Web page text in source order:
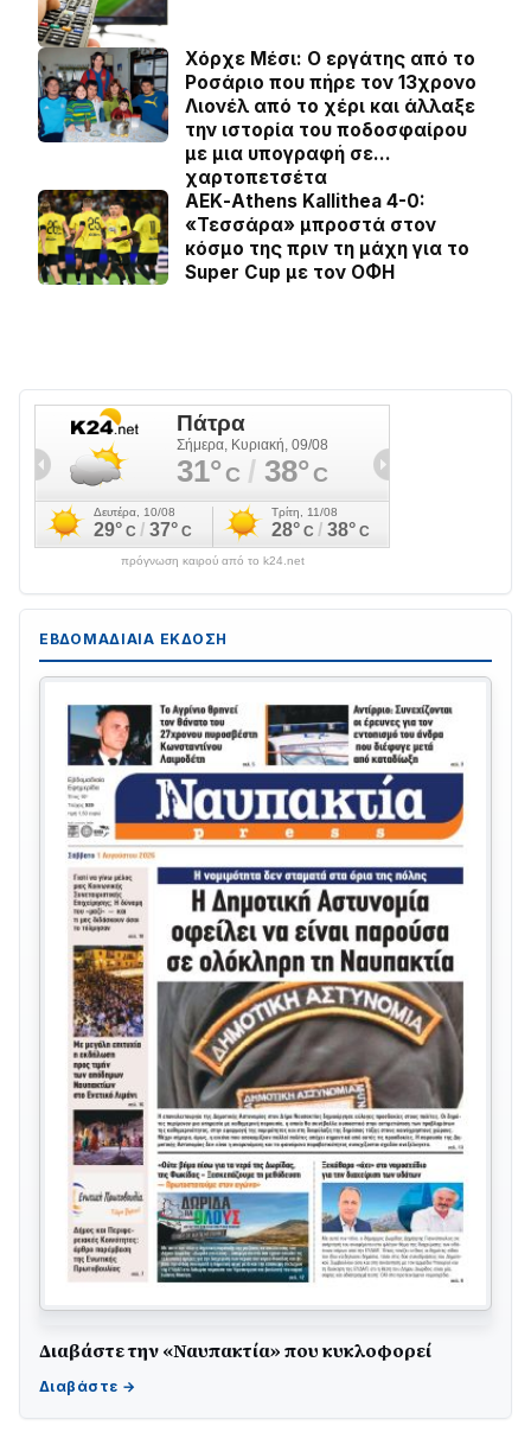
Χόρχε Μέσι: Ο εργάτης από το
Ροσάριο που πήρε τον 13χρονο
Λιονέλ από το χέρι και άλλαξε
την ιστορία του ποδοσφαίρου
με μια υπογραφή σε…
χαρτοπετσέτα
ΑΕΚ-Athens Kallithea 4-0:
«Τεσσάρα» μπροστά στον
κόσμο της πριν τη μάχη για το
Super Cup με τον ΟΦΗ
πρόγνωση καιρού από το k24.net
Διαβάστε την «Ναυπακτία» που κυκλοφορεί
Παράδοση, Χορός & Γλέντι!